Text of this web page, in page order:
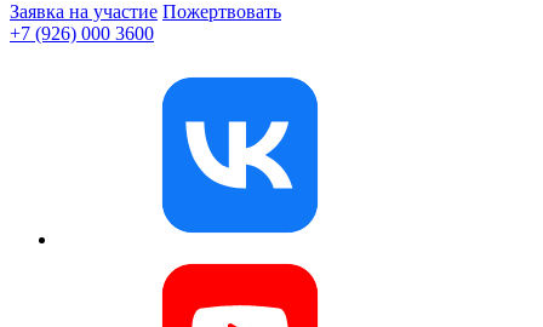
Заявка на участие Пожертвовать
+7 (926) 000 3600